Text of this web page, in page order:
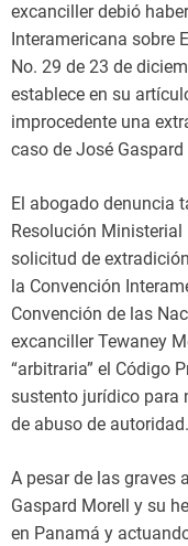
excanciller debió
Interamericana sobre
No. 29 de 23 de
establece en su
improcedente una
caso de José Gaspard
El abogado denuncia
Resolución
solicitud de
la Convención
Convención de las
excanciller Tewaney
“arbitraria” el Código
sustento jurídico para
de abuso de autoridad.
A pesar de las graves
Gaspard Morell y su
en Panamá y